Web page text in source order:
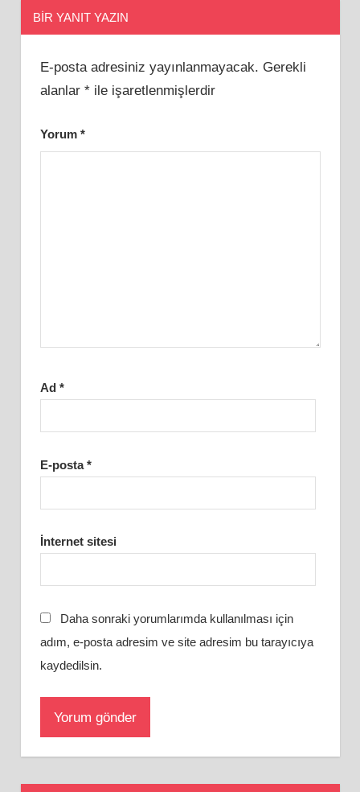
BIR YANIT YAZIN
E-posta adresiniz yayınlanmayacak. Gerekli
alanlar *ile işaretlenmişlerdir
Yorum *
Ad *
E-posta*
İnternet sitesi
Daha sonraki yorumlarımda kullanılması için
adım, e-posta adresim ve site adresim bu tarayıcıya
kaydedilsin.